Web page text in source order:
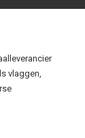
vlaggen,